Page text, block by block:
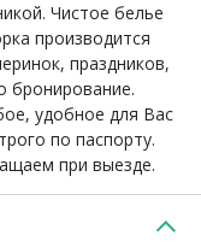
Чистое белье
производится
праздников,
бронирование.
удобное для Вас
по паспорту.
при выезде.